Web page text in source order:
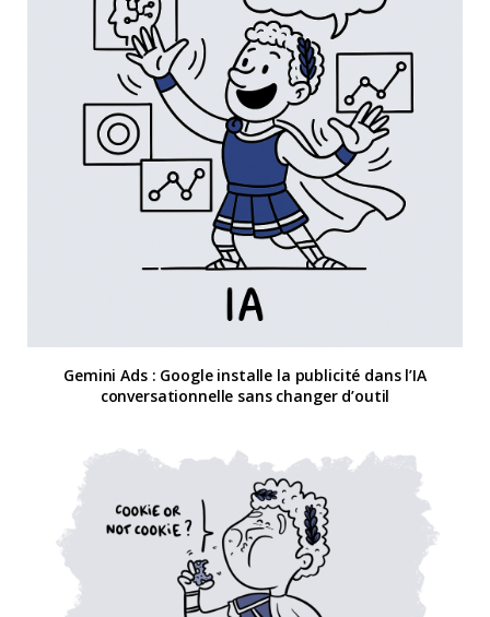
Gemini Ads : Google installe la publicité dans l’IA
conversationnelle sans changer d’outil